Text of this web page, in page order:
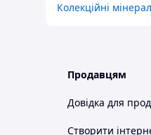
Колекційні
Продавцям
Довідка для
Створити